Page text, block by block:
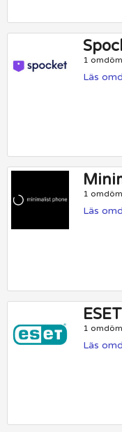
1
Läs
1
Läs
ESET
1
Läs